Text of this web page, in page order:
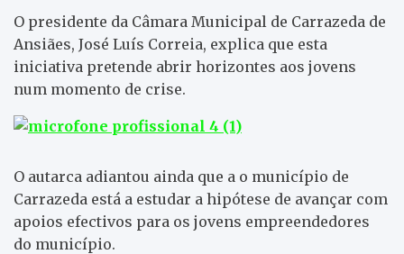
O presidente da Câmara Municipal de Carrazeda de
Ansiães, José Luís Correia, explica que esta
iniciativa pretende abrir horizontes aos jovens
num momento de crise.
O autarca adiantou ainda que a o município de
Carrazeda está a estudar a hipótese de avançar com
apoios efectivos para os jovens empreendedores
do município.